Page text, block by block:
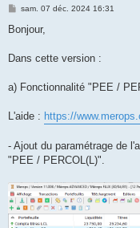
M
s
g
sam. 07 déc. 2024 16:31
Bonjour,
Dans cette version :
a) Fonctionnalité "PEE /
L'aide : https://
- Ajout du paramétrage de
"PEE / PERCOL(L)".